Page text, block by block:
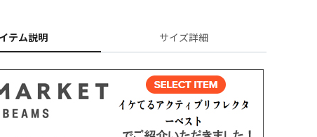
テム説明 サイズ詳細